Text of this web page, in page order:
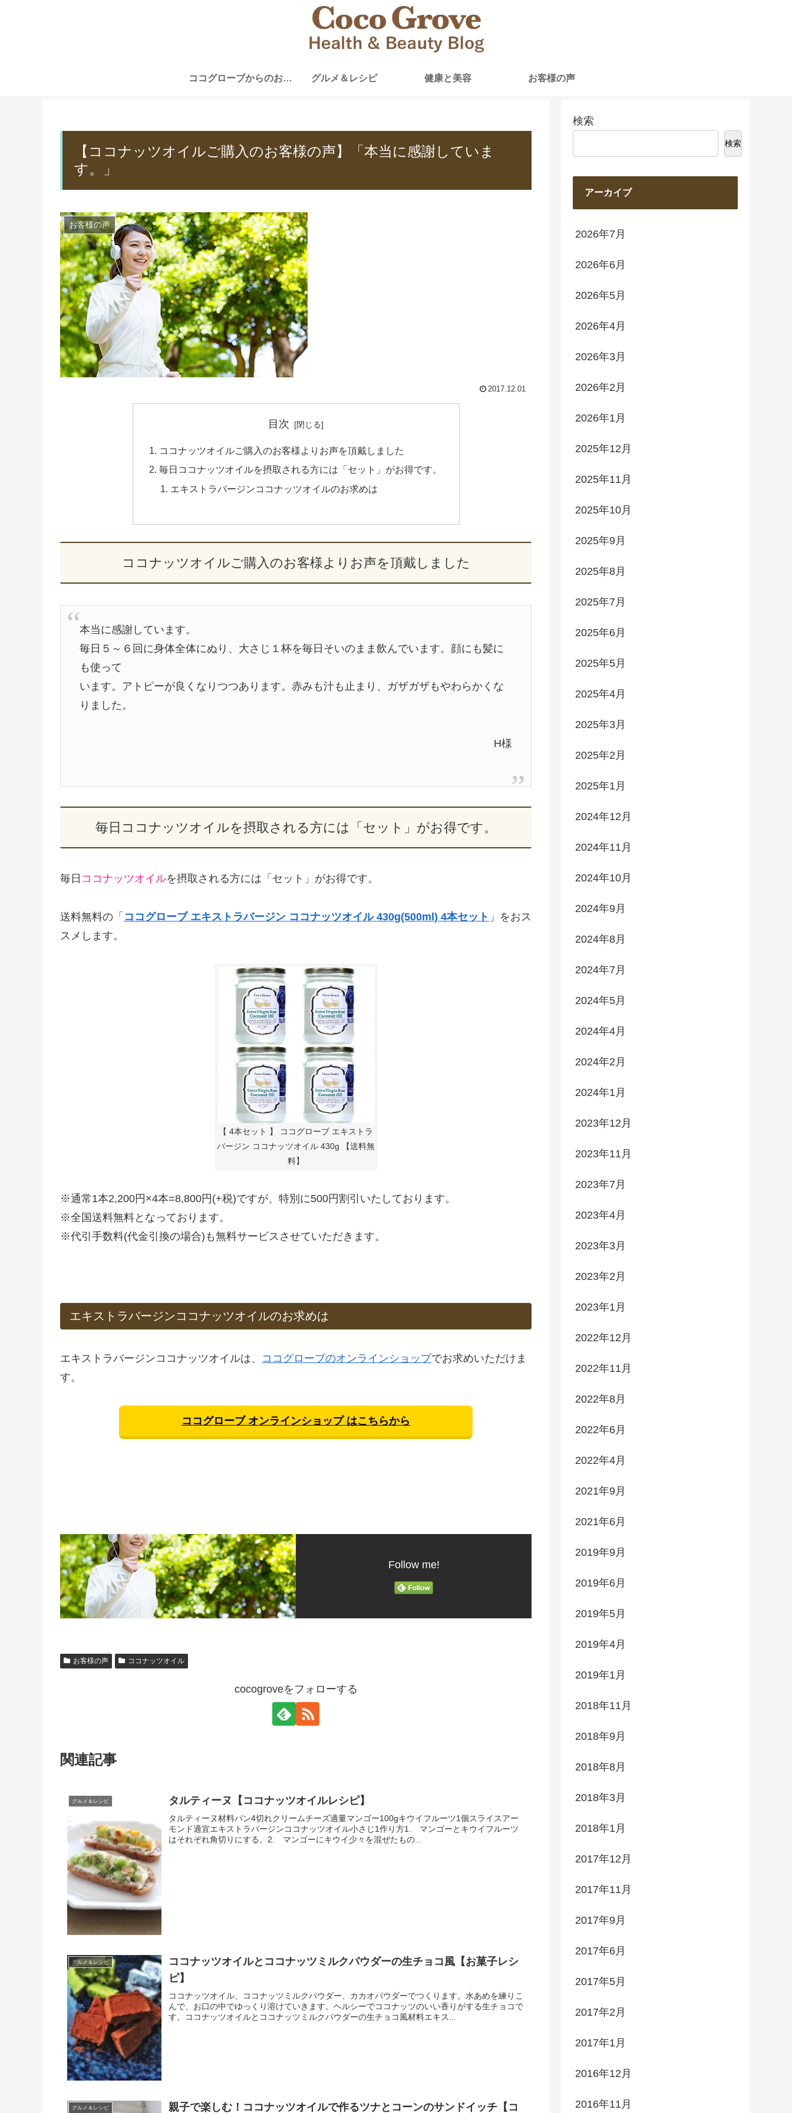
ココグローブからのお知らせ グルメ＆レシピ 健康と美容 お客様の声
【ココナッツオイルご購入のお客様の声】「本当に感謝していま
す。」
お客様の声
2017.12.01
目次
ココナッツオイルご購入のお客様よりお声を頂戴しました
毎日ココナッツオイルを摂取される方には「セット」がお得です。
エキストラバージンココナッツオイルのお求めは
ココナッツオイルご購入のお客様よりお声を頂戴しました
本当に感謝しています。
毎日５～６回に身体全体にぬり、大さじ１杯を毎日そいのまま飲んでいます。顔にも髪に
も使って
います。アトピーが良くなりつつあります。赤みも汁も止まり、ガザガザもやわらかくな
りました。
H様
毎日ココナッツオイルを摂取される方には「セット」がお得です。
毎日 ココナッツオイルを摂取される方には「セット」がお得です。
送料無料の「 ココグローブ エキストラバージン ココナッツオイル 430g(500ml) 4本セット 」をおス
スメします。
【 4本セット 】 ココグローブ エキストラ
バージン ココナッツオイル 430g 【送料無
料】
※通常1本2,200円×4本=8,800円(+税)ですが、特別に500円割引いたしております。
※全国送料無料となっております。
※代引手数料(代金引換の場合)も無料サービスさせていただきます。
エキストラバージンココナッツオイルのお求めは
エキストラバージンココナッツオイルは、 ココグローブのオンラインショップでお求めいただけま
す。
ココグローブ オンラインショップ はこちらから
Follow me!
お客様の声 ココナッツオイル
cocogroveをフォローする
関連記事
グルメ＆レシピ タルティーヌ【ココナッツオイルレシピ】
タルティーヌ材料パン4切れクリームチーズ適量マンゴー100gキウイフルーツ1個スライスアー
モンド適宜エキストラバージンココナッツオイル小さじ1作り方1. マンゴーとキウイフルーツ
はそれぞれ角切りにする。2. マンゴーにキウイ少々を混ぜたもの...
グルメ＆レシピ
ココナッツオイルとココナッツミルクパウダーの生チョコ風【お菓子レシ
ピ】
ココナッツオイル、ココナッツミルクパウダー、カカオパウダーでつくります。水あめを練りこ
んで、お口の中でゆっくり溶けていきます。ヘルシーでココナッツのいい香りがする生チョコで
す。ココナッツオイルとココナッツミルクパウダーの生チョコ風材料エキス...
グルメ＆レシピ 親子で楽しむ！ココナッツオイルで作るツナとコーンのサンドイッチ【コ
検索
検索
アーカイブ
2026年7月
2026年6月
2026年5月
2026年4月
2026年3月
2026年2月
2026年1月
2025年12月
2025年11月
2025年10月
2025年9月
2025年8月
2025年7月
2025年6月
2025年5月
2025年4月
2025年3月
2025年2月
2025年1月
2024年12月
2024年11月
2024年10月
2024年9月
2024年8月
2024年7月
2024年5月
2024年4月
2024年2月
2024年1月
2023年12月
2023年11月
2023年7月
2023年4月
2023年3月
2023年2月
2023年1月
2022年12月
2022年11月
2022年8月
2022年6月
2022年4月
2021年9月
2021年6月
2019年9月
2019年6月
2019年5月
2019年4月
2019年1月
2018年11月
2018年9月
2018年8月
2018年3月
2018年1月
2017年12月
2017年11月
2017年9月
2017年6月
2017年5月
2017年2月
2017年1月
2016年12月
2016年11月